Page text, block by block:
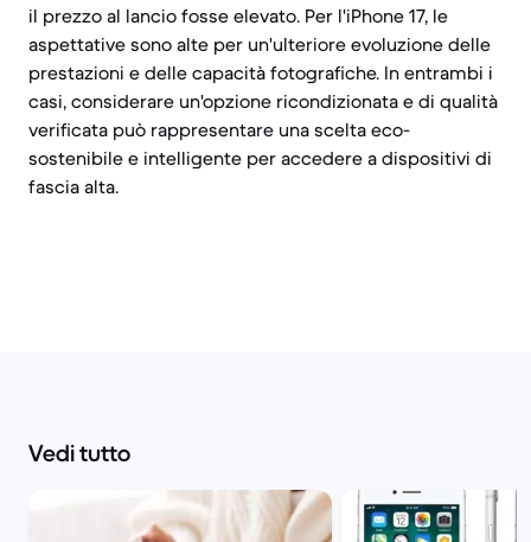
il prezzo al lancio fosse elevato. Per l'iPhone 17, le
aspettative sono alte per un'ulteriore evoluzione delle
prestazioni e delle capacità fotografiche. In entrambi i
casi, considerare un'opzione ricondizionata e di qualità
verificata può rappresentare una scelta eco-
sostenibile e intelligente per accedere a dispositivi di
fascia alta.
Vedi tutto